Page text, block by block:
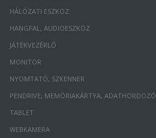
HÁLÓZATI ESZKÖZ
HANGFAL, AUDIOESZKÖZ
JÁTÉKVEZÉRLŐ
MONITOR
NYOMTATÓ, SZKENNER
PENDRIVE, MEMÓRIAKÁRTYA, ADATHORDOZÓ
TABLET
WEBKAMERA